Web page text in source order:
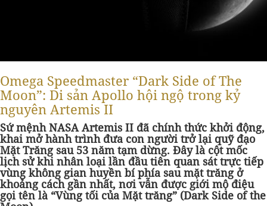
Omega Speedmaster “Dark Side of The
Moon”: Di sản Apollo hội ngộ trong kỷ
nguyên Artemis II
Sứ mệnh NASA Artemis II đã chính thức khởi động,
khai mở hành trình đưa con người trở lại quỹ đạo
Mặt Trăng sau 53 năm tạm dừng. Đây là cột mốc
lịch sử khi nhân loại lần đầu tiên quan sát trực tiếp
vùng không gian huyền bí phía sau mặt trăng ở
khoảng cách gần nhất, nơi vẫn được giới mộ điệu
gọi tên là “Vùng tối của Mặt trăng” (Dark Side of the